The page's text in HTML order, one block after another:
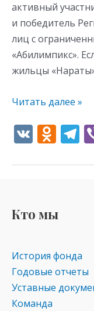
активный
и победитель
лиц с
«Абилимпикс».
жильцы
Читать далее »
V O
n
kl
as
s
ni
ki
T
e
Кто мы
История фонда
Годовые отчеты
Уставные
Команда